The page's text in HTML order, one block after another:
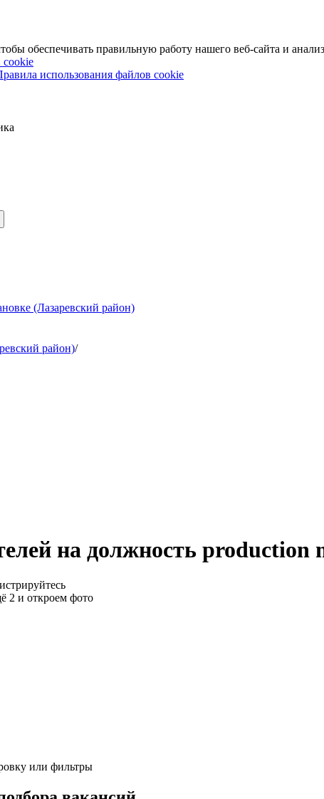
обеспечивать правильную работу нашего веб-сайта и
cookie
использования файлов cookie
(Лазаревский район)
район)/
на должность production
2 и откроем фото
или фильтры